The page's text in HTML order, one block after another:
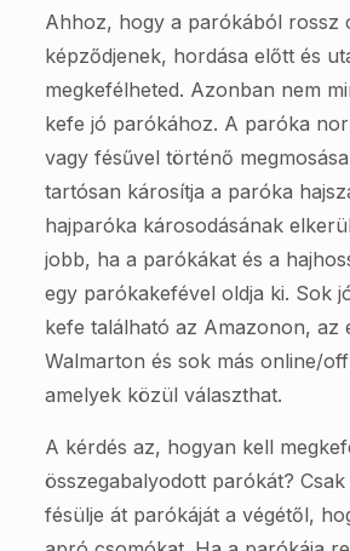
Ahhoz, hogy a parókából rossz
képződjenek, hordása előtt és
megkefélheted. Azonban nem
kefe jó parókához. A paróka
vagy fésűvel történő
tartósan károsítja a paróka
hajparóka károsodásának
jobb, ha a parókákat és a
egy parókakefével oldja ki. Sok
kefe található az Amazonon, az
Walmarton és sok más online/
amelyek közül választhat.
A kérdés az, hogyan kell
összegabalyodott parókát?
fésülje át parókáját a végétől,